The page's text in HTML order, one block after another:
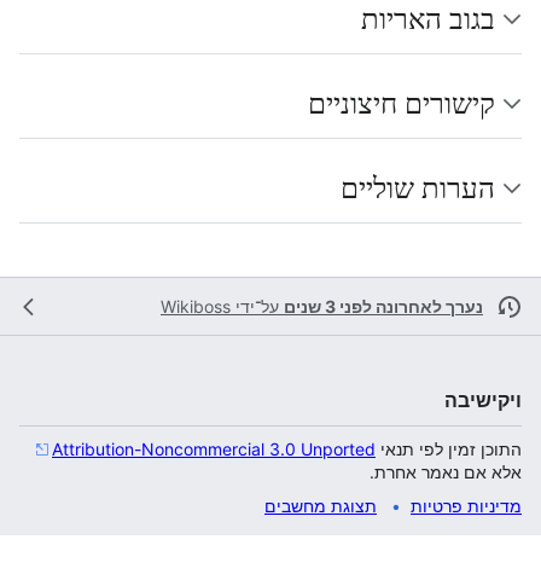
בגוב האריות
קישורים חיצוניים
הערות שוליים
נערך לאחרונה לפני 3 שנים על־ידי Wikiboss
ויקישיבה
התוכן זמין לפי תנאי Attribution-Noncommercial 3.0 Unported
אלא אם נאמר אחרת.
מדיניות פרטיות
תצוגת מחשבים